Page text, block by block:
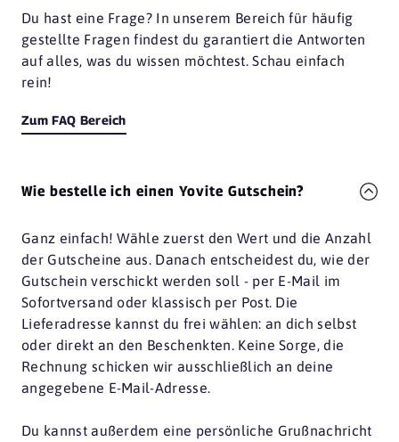
Du hast eine Frage? In unserem Bereich für häufig
gestellte Fragen findest du garantiert die Antworten
auf alles, was du wissen möchtest. Schau einfach
rein!
Zum FAQ Bereich
Wie bestelle ich einen Yovite Gutschein?
Ganz einfach! Wähle zuerst den Wert und die Anzahl
der Gutscheine aus. Danach entscheidest du, wie der
Gutschein verschickt werden soll - per E-Mail im
Sofortversand oder klassisch per Post. Die
Lieferadresse kannst du frei wählen: an dich selbst
oder direkt an den Beschenkten. Keine Sorge, die
Rechnung schicken wir ausschließlich an deine
angegebene E-Mail-Adresse.
Du kannst außerdem eine persönliche Grußnachricht